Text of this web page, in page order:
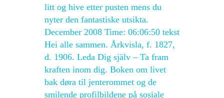
litt og hive etter pusten mens du
nyter den fantastiske utsikta.
December 2008 Time: 06:06:50 tekst
Hei alle sammen. Årkvisla, f. 1827,
d. 1906. Leda Dig själv – Ta fram
kraften inom dig. Boken om livet
bak døra til jenterommet og de
smilende profilbildene på sosiale